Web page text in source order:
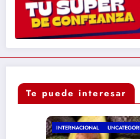
Te puede interesar
INTERNACIONAL UNCATEGORIZED